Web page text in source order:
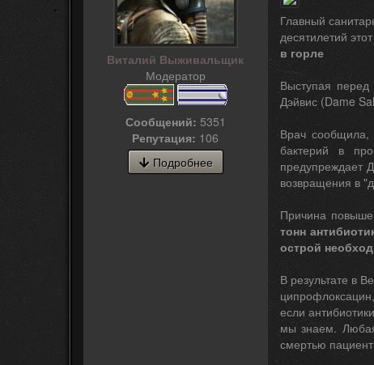
Виталий Выживальщик
Модератор
Сообщений: 5351
Репутация: 106
Подробнее
Главный
десятилетий
в горле
Выступая
Дэйвис (Dame
Врач
бактерий в
предупреждает
возвращения в
Причина
тонн
острой
В результате в
если
мы знаем.
смертью